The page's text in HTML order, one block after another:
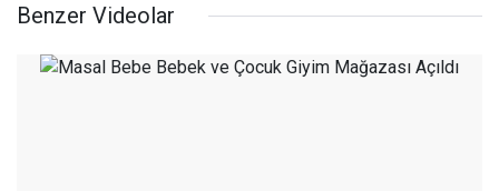
Benzer Videolar